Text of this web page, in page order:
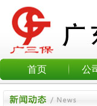
首页 公